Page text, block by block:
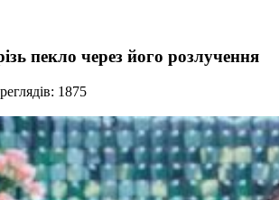
пекло через його розлучення
1875